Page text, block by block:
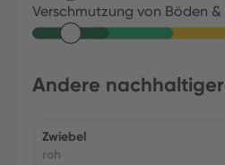
Verschmutzung von Böden &
Andere
Zwiebel
roh